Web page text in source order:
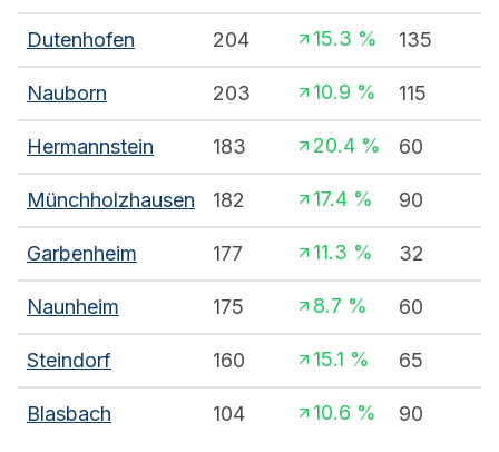
Dutenhofen 204 15.3 % 135
Nauborn 203 10.9 % 115
Hermannstein 183 20.4 % 60
Münchholzhausen 182 17.4 % 90
Garbenheim 177 11.3 % 32
Naunheim 175 8.7 % 60
Steindorf 160 15.1 % 65
Blasbach 104 10.6 % 90